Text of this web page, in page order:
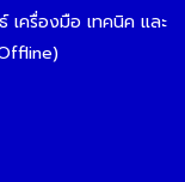
เครื่องมือ เทคนิค และ